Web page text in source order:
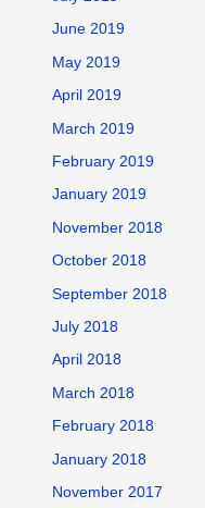
June 2019
May 2019
April 2019
March 2019
February 2019
January 2019
November 2018
October 2018
September 2018
July 2018
April 2018
March 2018
February 2018
January 2018
November 2017